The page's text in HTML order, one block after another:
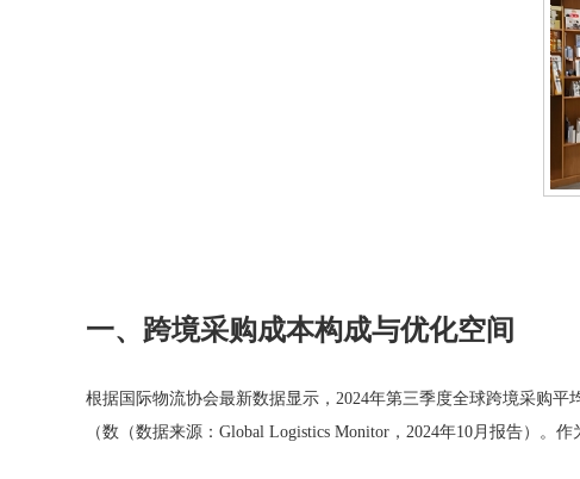
一、跨境采购成本构成与优化空间
根据国际物流协会最新数据显示， 2024年第三季度全球跨境采购平
（数（数据来源：Global Logistics Monitor， 2024年10月报告）。作